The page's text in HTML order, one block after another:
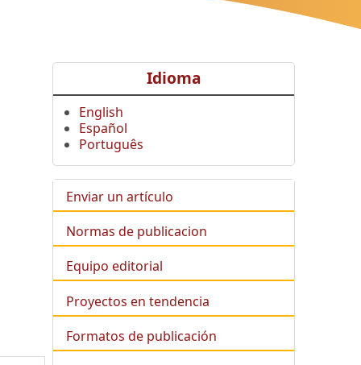
Idioma
English
Español
Português
Enviar un artículo
Normas de publicacion
Equipo editorial
Proyectos en tendencia
Formatos de publicación